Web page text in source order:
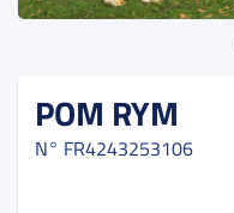
POM RYM
N° FR4243253106